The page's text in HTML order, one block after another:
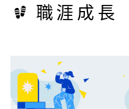
職涯成長